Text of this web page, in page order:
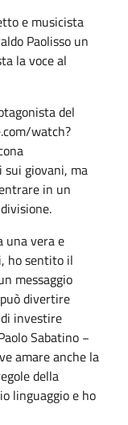
e musicista
Paolisso un
la voce al
del
watch?
sui giovani, ma
in un
una vera e
ho sentito il
messaggio
divertire
investire
Sabatino −
amare anche la
della
linguaggio e ho